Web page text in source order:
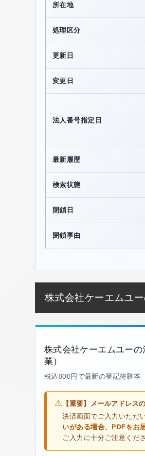
所在地
処理区分
更新日
変更日
法人番号指定日
最新履歴
検索状態
閉鎖日
閉鎖事由
株式会社ケーエムユ
株式会社ケーエムユー
業）
税込800円で最新の登記簿謄本
⚠ 【重要】メールアドレス
決済画面でご入力いただ
いがある場合、PDFをお
ご入力に十分ご注意くだ